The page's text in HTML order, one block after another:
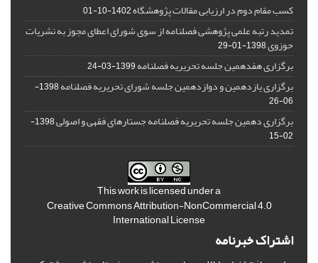
کسب مقام دوم در ارزیابی مقالات پژوهشگاه1402-10-01
تمدید رتبه علمی پژوهشی فصلنامه از سوی شورای اعطای مجوز به نشریات
حوزوی1398-01-29
برگزاری هفدهمین جلسه تحریریه فصلنامه1399-03-24
برگزاری یازدهمین و دوازدهمین جلسه شورای تحریریه فصلنامه
1398-
06-26
برگزاری دهمین جلسه تحریریه فصلنامه جستارهای فقهی و اصولی
1398-
02-15
This work is licensed under a
Creative Commons Attribution-NonCommercial 4.0
International License
اشتراک خبرنامه